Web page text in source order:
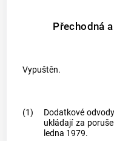
Přechodná
Vypuštěn.
(1) Dodatkové
ukládají za
ledna 1979.